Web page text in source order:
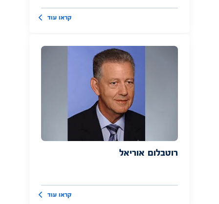
קראו עוד
רוטבלום אוריאל
קראו עוד